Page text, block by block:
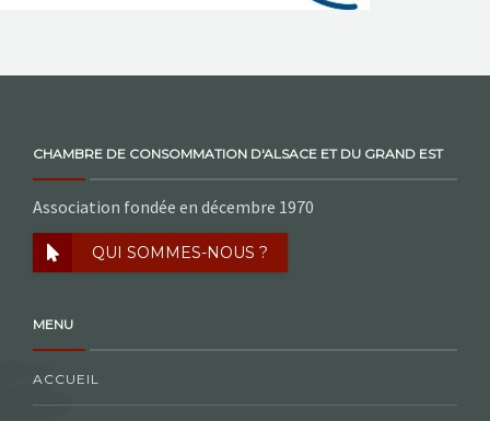
CHAMBRE DE CONSOMMATION D'ALSACE ET DU GRAND EST
Association fondée en décembre 1970
QUI SOMMES-NOUS ?
MENU
ACCUEIL